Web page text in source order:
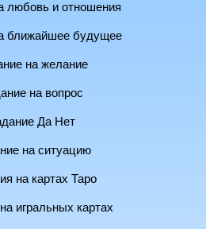
любовь и отношения
ближайшее будущее
на желание
на вопрос
Да Нет
на ситуацию
на картах Таро
игральных картах